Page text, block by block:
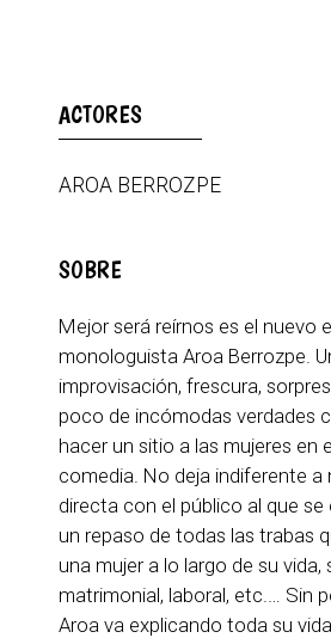
ACTORES
AROA BERROZPE
SOBRE
Mejor será reírnos es el nuevo
monologuista Aroa Berrozpe.
improvisación, frescura,
poco de incómodas verdades
hacer un sitio a las mujeres en
comedia. No deja indiferente a
directa con el público al que
un repaso de todas las trabas
una mujer a lo largo de su vida,
matrimonial, laboral, etc.… Sin
Aroa va explicando toda su